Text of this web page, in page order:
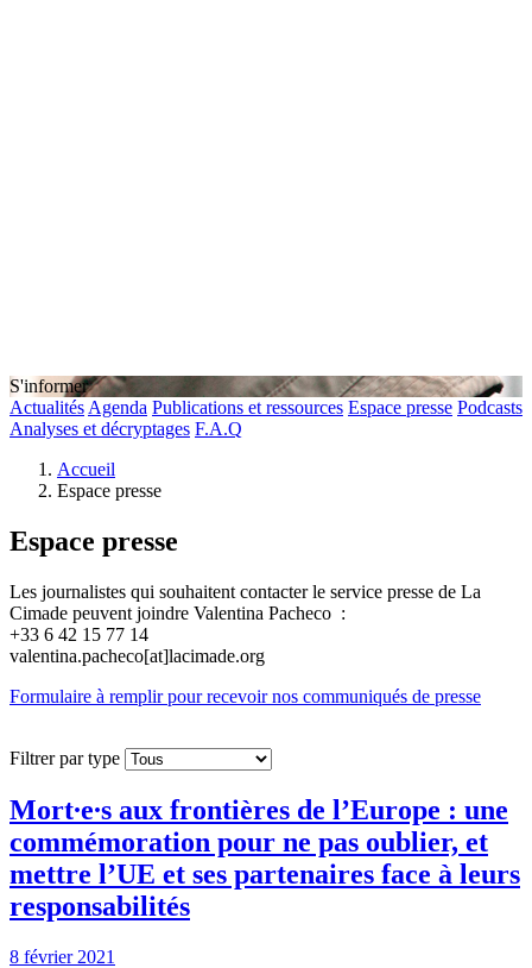
S'informer
Actualités Agenda Publications et ressources Espace presse Podcasts
Analyses et décryptages F.A.Q
Accueil
Espace presse
Espace presse
Les journalistes qui souhaitent contacter le service presse de La
Cimade peuvent joindre Valentina Pacheco :
+33 6 42 15 77 14
valentina.pacheco[at]lacimade.org
Formulaire à remplir pour recevoir nos communiqués de presse
Filtrer par type
Mort∙e∙s aux frontières de l’Europe : une
commémoration pour ne pas oublier, et
mettre l’UE et ses partenaires face à leurs
responsabilités
8 février 2021